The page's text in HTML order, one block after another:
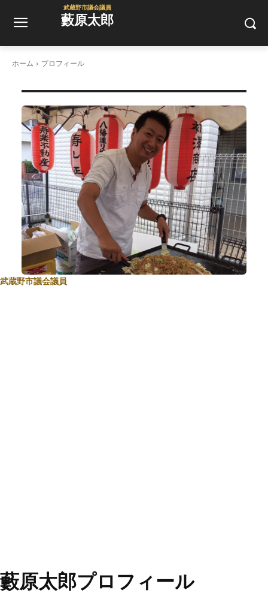
武蔵野市議会議員
藪原太郎
ホーム プロフィール
武蔵野市議会議員
藪原太郎プロフィール